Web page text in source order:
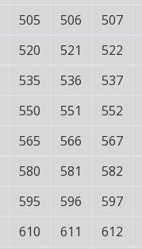
505 506 507
520 521 522
535 536 537
550 551 552
565 566 567
580 581 582
595 596 597
610 611 612